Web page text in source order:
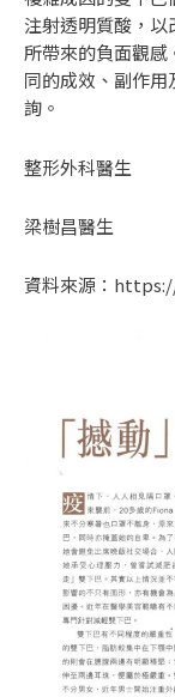
注射透明質酸，
所帶來的負面觀感
同的成效、副作
詢。
整形外科醫生
梁樹昌醫生
資料來源：